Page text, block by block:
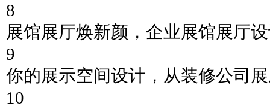
8
展馆展厅焕新颜，企业展馆展厅
9
你的展示空间设计，从装修公司
10